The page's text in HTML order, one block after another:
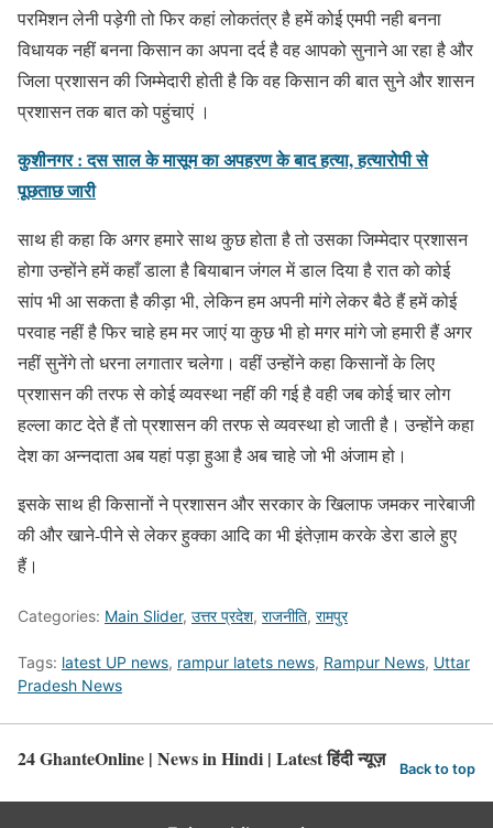
परमिशन लेनी पड़ेगी तो फिर कहां लोकतंत्र है हमें कोई एमपी नही बनना
विधायक नहीं बनना किसान का अपना दर्द है वह आपको सुनाने आ रहा है और
जिला प्रशासन की जिम्मेदारी होती है कि वह किसान की बात सुने और शासन
प्रशासन तक बात को पहुंचाएं ।
कुशीनगर : दस साल के मासूम का अपहरण के बाद हत्या, हत्यारोपी से
पूछताछ जारी
साथ ही कहा कि अगर हमारे साथ कुछ होता है तो उसका जिम्मेदार प्रशासन
होगा उन्होंने हमें कहाँ डाला है बियाबान जंगल में डाल दिया है रात को कोई
सांप भी आ सकता है कीड़ा भी, लेकिन हम अपनी मांगे लेकर बैठे हैं हमें कोई
परवाह नहीं है फिर चाहे हम मर जाएं या कुछ भी हो मगर मांगे जो हमारी हैं अगर
नहीं सुनेंगे तो धरना लगातार चलेगा। वहीं उन्होंने कहा किसानों के लिए
प्रशासन की तरफ से कोई व्यवस्था नहीं की गई है वही जब कोई चार लोग
हल्ला काट देते हैं तो प्रशासन की तरफ से व्यवस्था हो जाती है। उन्होंने कहा
देश का अन्नदाता अब यहां पड़ा हुआ है अब चाहे जो भी अंजाम हो।
इसके साथ ही किसानों ने प्रशासन और सरकार के खिलाफ जमकर नारेबाजी
की और खाने-पीने से लेकर हुक्का आदि का भी इंतेज़ाम करके डेरा डाले हुए
हैं।
Categories: Main Slider, उत्तर प्रदेश, राजनीति, रामपुर
Tags: latest UP news, rampur latets news, Rampur News, Uttar
Pradesh News
24 GhanteOnline | News in Hindi | Latest हिंदी न्यूज़ Back to top